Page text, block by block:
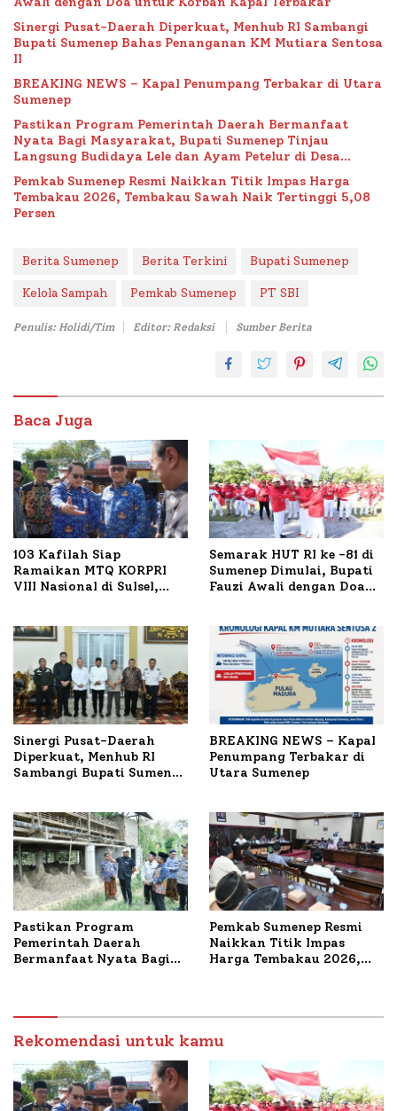
Sinergi Pusat-Daerah Diperkuat, Menhub RI Sambangi
Bupati Sumenep Bahas Penanganan KM Mutiara Sentosa
II
BREAKING NEWS – Kapal Penumpang Terbakar di Utara
Sumenep
Pastikan Program Pemerintah Daerah Bermanfaat
Nyata Bagi Masyarakat, Bupati Sumenep Tinjau
Langsung Budidaya Lele dan Ayam Petelur di Desa
Pemkab Sumenep Resmi Naikkan Titik Impas Harga
Tembakau 2026, Tembakau Sawah Naik Tertinggi 5,08
Persen
Berita Sumenep Berita Terkini Bupati Sumenep
Kelola Sampah Pemkab Sumenep PT SBI
Penulis: Holidi/Tim Editor: Redaksi Sumber Berita
Baca Juga
103 Kafilah Siap
Ramaikan MTQ KORPRI
VIII Nasional di Sulsel,
Semarak HUT RI ke -81 di
Sumenep Dimulai, Bupati
Fauzi Awali dengan Doa
Sinergi Pusat-Daerah
Diperkuat, Menhub RI
Sambangi Bupati Sumenep
BREAKING NEWS – Kapal
Penumpang Terbakar di
Utara Sumenep
Pastikan Program
Pemerintah Daerah
Bermanfaat Nyata Bagi
Petelur di Desa Bataal
Timur
Pemkab Sumenep Resmi
Naikkan Titik Impas
Harga Tembakau 2026,
Rekomendasi untuk kamu